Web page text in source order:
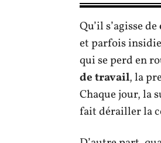
Qu’il s’agisse de
et parfois
qui se perd en
de travail, la
Chaque jour, la
fait dérailler la